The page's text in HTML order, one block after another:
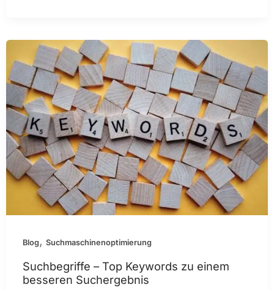
Blog,Suchmaschinenoptimierung
Suchbegriffe – Top Keywords zu einem
besseren Suchergebnis